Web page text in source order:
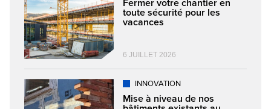
Fermer votre chantier en
toute sécurité pour les
vacances
6 JUILLET 2026
INNOVATION
Mise à niveau de nos